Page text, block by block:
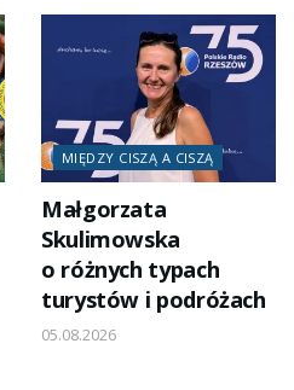
MIĘDZY CISZĄ A CISZĄ
Małgorzata
Skulimowska
o różnych typach
turystów i podróżach
05.08.2026